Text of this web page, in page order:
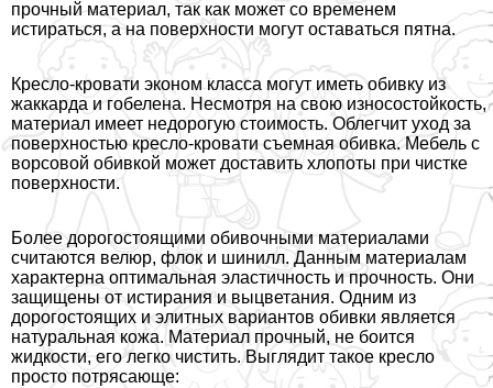
прочный материал, так как может со временем
истираться, а на поверхности могут оставаться пятна.
Кресло-кровати эконом класса могут иметь обивку из
жаккарда и гобелена. Несмотря на свою износостойкость,
материал имеет недорогую стоимость. Облегчит уход за
поверхностью кресло-кровати съемная обивка. Мебель с
ворсовой обивкой может доставить хлопоты при чистке
поверхности.
Более дорогостоящими обивочными материалами
считаются велюр, флок и шинилл. Данным материалам
хаpaктерна оптимальная эластичность и прочность. Они
защищены от истирания и выцветания. Одним из
дорогостоящих и элитных вариантов обивки является
натуральная кожа. Материал прочный, не боится
жидкости, его легко чистить. Выглядит такое кресло
просто потрясающе: